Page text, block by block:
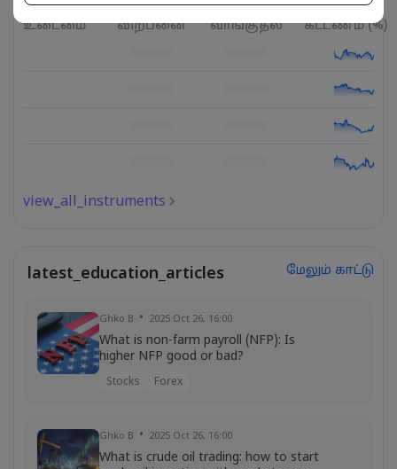
உடைமை விற்பனை வாங்குதல் கட்டணம் (%)
view_all_instruments
latest_education_articles மேலும் காட்டு
Ghko B 2025 Oct 26, 16:00
What is non-farm payroll (NFP): Is
higher NFP good or bad?
Stocks Forex
Ghko B 2025 Oct 26, 16:00
What is crude oil trading: how to start